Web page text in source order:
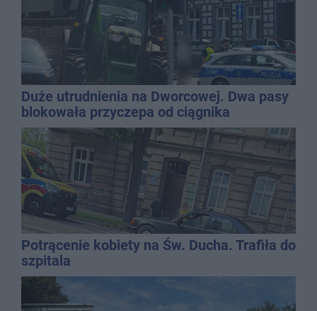
Duże utrudnienia na Dworcowej. Dwa pasy
blokowała przyczepa od ciągnika
Potrącenie kobiety na Św. Ducha. Trafiła do
szpitala